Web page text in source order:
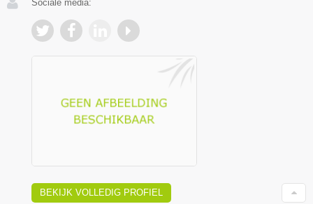
Sociale media:
BEKIJK VOLLEDIG PROFIEL